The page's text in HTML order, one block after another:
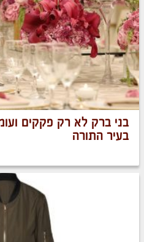
בני ברק לא רק פקקים
בעיר התורה